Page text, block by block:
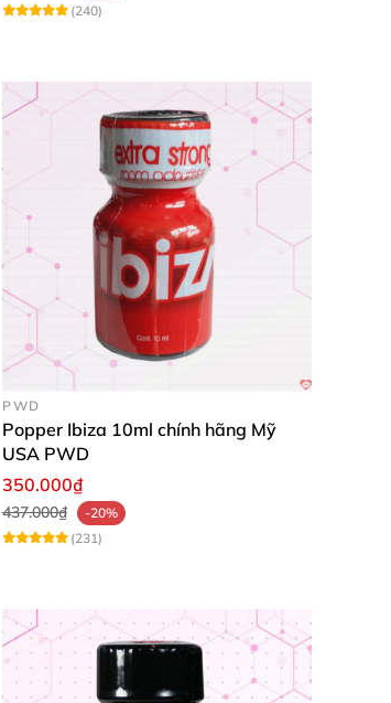
(240)
PWD
Popper Ibiza 10ml chính hãng Mỹ
USA PWD
350.000₫
437.000₫
-20%
(231)